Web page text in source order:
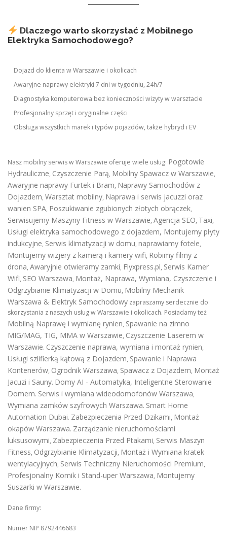
Dlaczego warto skorzystać z Mobilnego
Elektryka Samochodowego?
Dojazd do klienta w Warszawie i okolicach
Awaryjne naprawy elektryki 7 dni w tygodniu, 24h/7
Diagnostyka komputerowa bez konieczności wizyty w warsztacie
Profesjonalny sprzęt i oryginalne części
Obsługa wszystkich marek i typów pojazdów, także hybryd i EV
Nasz mobilny serwis w Warszawie oferuje wiele usług: Pogotowie
Hydrauliczne, Czyszczenie Parą, Mobilny Spawacz w Warszawie,
Awaryjne naprawy Furtek i Bram, Naprawy Samochodów z
Dojazdem, Warsztat mobilny, Naprawa i serwis jacuzzi oraz
wanien SPA, Poszukiwanie zgubionych złotych obrączek,
Serwisujemy Maszyny Fitness w Warszawie, Agencja SEO, Taxi,
Usługi elektryka samochodowego z dojazdem, Montujemy płyty
indukcyjne, Serwis klimatyzacji w domu, naprawiamy fotele,
Montujemy wizjery z kamerą i kamery wifi, Robimy filmy z
drona, Awaryjnie otwieramy zamki, Flyxpress.pl, Serwis Kamer
Wifi, SEO Warszawa, Montaż, Naprawa, Wymiana, Czyszczenie i
Odgrzybianie Klimatyzacji w Domu, Mobilny Mechanik
Warszawa & Elektryk Samochodowy zapraszamy serdecznie do
skorzystania z naszych usług w Warszawie i okolicach. Posiadamy też
Mobilną Naprawę i wymianę rynien, Spawanie na zimno
MIG/MAG, TIG, MMA w Warszawie, Czyszczenie Laserem w
Warszawie. Czyszczenie naprawa, wymiana i montaż rynien,
Usługi szlifierką kątową z Dojazdem, Spawanie i Naprawa
Kontenerów, Ogrodnik Warszawa, Spawacz z Dojazdem, Montaż
Jacuzi i Sauny. Domy AI - Automatyka, Inteligentne Sterowanie
Domem. Serwis i wymiana wideodomofonów Warszawa,
Wymiana zamków szyfrowych Warszawa. Smart Home
Automation Dubai. Zabezpieczenia Przed Dzikami, Montaż
okapów Warszawa. Zarządzanie nieruchomościami
luksusowymi, Zabezpieczenia Przed Ptakami, Serwis Maszyn
Fitness, Odgrzybianie Klimatyzacji, Montaż i Wymiana kratek
wentylacyjnych, Serwis Techniczny Nieruchomości Premium,
Profesjonalny Komik i Stand-uper Warszawa, Montujemy
Suszarki w Warszawie.
Dane firmy:
Numer NIP 8792446683